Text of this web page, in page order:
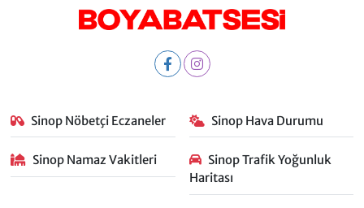
Sinop Nöbetçi Eczaneler Sinop Hava Durumu
Sinop Namaz Vakitleri
Sinop Trafik Yoğunluk
Haritası